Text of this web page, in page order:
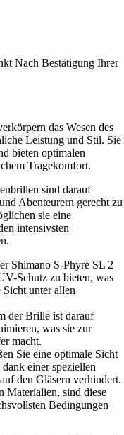
Nach Bestätigung Ihrer
das Wesen des
Leistung und Stil. Sie
bieten optimalen
Tragekomfort.
sind darauf
Abenteurern gerecht zu
sie eine
intensivsten
Shimano S-Phyre SL 2
Schutz zu bieten, was
unter allen
der Brille ist darauf
was sie zur
macht.
Sie eine optimale Sicht
einer speziellen
den Gläsern verhindert.
Materialien, sind diese
Bedingungen